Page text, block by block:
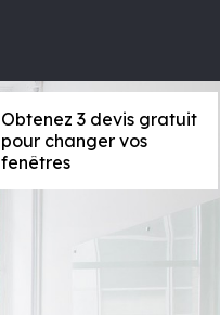
Obtenez 3 devis gratuit
pour changer vos
fenêtres